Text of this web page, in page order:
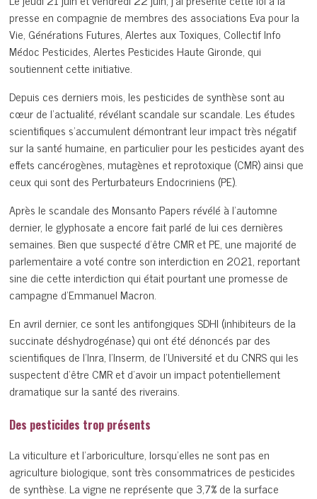
presse en compagnie de membres des associations Eva pour la
Vie, Générations Futures, Alertes aux Toxiques, Collectif Info
Médoc Pesticides, Alertes Pesticides Haute Gironde, qui
soutiennent cette initiative.
Depuis ces derniers mois, les pesticides de synthèse sont au
cœur de l’actualité, révélant scandale sur scandale. Les études
scientifiques s’accumulent démontrant leur impact très négatif
sur la santé humaine, en particulier pour les pesticides ayant des
effets cancérogènes, mutagènes et reprotoxique (CMR) ainsi que
ceux qui sont des Perturbateurs Endocriniens (PE).
Après le scandale des Monsanto Papers révélé à l’automne
dernier, le glyphosate a encore fait parlé de lui ces dernières
semaines. Bien que suspecté d’être CMR et PE, une majorité de
parlementaire a voté contre son interdiction en 2021, reportant
sine die cette interdiction qui était pourtant une promesse de
campagne d’Emmanuel Macron.
En avril dernier, ce sont les antifongiques SDHI (inhibiteurs de la
succinate déshydrogénase) qui ont été dénoncés par des
scientifiques de l’Inra, l’Inserm, de l’Université et du CNRS qui les
suspectent d’être CMR et d’avoir un impact potentiellement
dramatique sur la santé des riverains.
Des pesticides trop présents
La viticulture et l’arboriculture, lorsqu’elles ne sont pas en
agriculture biologique, sont très consommatrices de pesticides
de synthèse. La vigne ne représente que 3,7% de la surface